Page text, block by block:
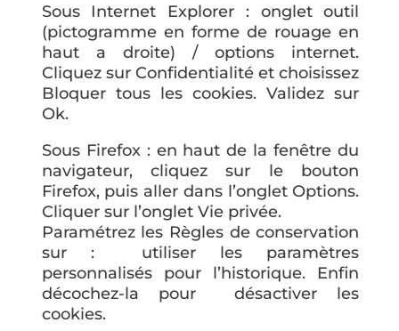
Sous Internet Explorer : onglet outil
(pictogramme en forme de rouage en
haut a droite) / options internet.
Cliquez sur Confidentialité et choisissez
Bloquer tous les cookies. Validez sur
Ok.
Sous Firefox : en haut de la fenêtre du
navigateur, cliquez sur le bouton
Firefox, puis aller dans l’onglet Options.
Cliquer sur l’onglet Vie privée.
Paramétrez les Règles de conservation
sur : utiliser les paramètres
personnalisés pour l’historique. Enfin
décochez-la pour désactiver les
cookies.